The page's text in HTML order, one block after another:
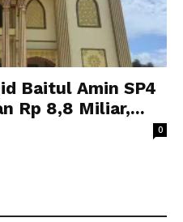
Baitul Amin SP4
Rp 8,8 Miliar,...
0